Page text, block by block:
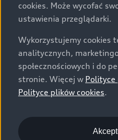
informacji prosimy
Audi.
Wszystkie produkowane
są wykonywane z materiałów
względem możliwości
określone w normie ISO
europejskimi świadectwami
o.o. podlega obowiązkowi
użytkownikom samochodów
cookies. Może wycofać
ustawienia przeglądarki.
Wykorzystujemy cookies
analitycznych,
społecznościowych i do
stronie. Więcej w Polityce
Polityce plików cookies.